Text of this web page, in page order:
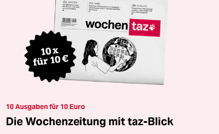
10 Ausgaben für 10 Euro
Die Wochenzeitung mit taz-Blick